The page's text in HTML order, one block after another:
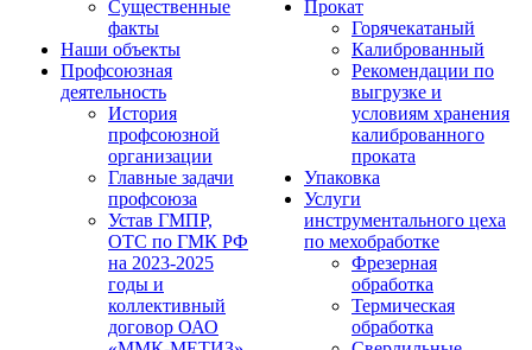
Существенные
факты
Наши объекты
Профсоюзная
деятельность
История
профсоюзной
организации
Главные задачи
профсоюза
Устав ГМПР,
ОТС по ГМК РФ
на 2023-2025
годы и
коллективный
договор ОАО
Прокат
Горячекатаный
Калиброванный
Рекомендации по
выгрузке и
условиям хранения
калиброванного
проката
Упаковка
Услуги
инструментального цеха
по мехобработке
Фрезерная
обработка
Термическая
обработка